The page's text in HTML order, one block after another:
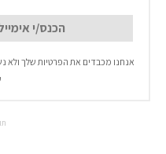
אנחנו מכבדים את הפרטיות שלך ולא